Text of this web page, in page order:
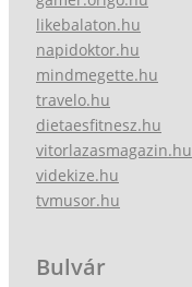
likebalaton.hu
napidoktor.hu
mindmegette.hu
travelo.hu
dietaesfitnesz.hu
vitorlazasmagazin.hu
videkize.hu
tvmusor.hu
Bulvár